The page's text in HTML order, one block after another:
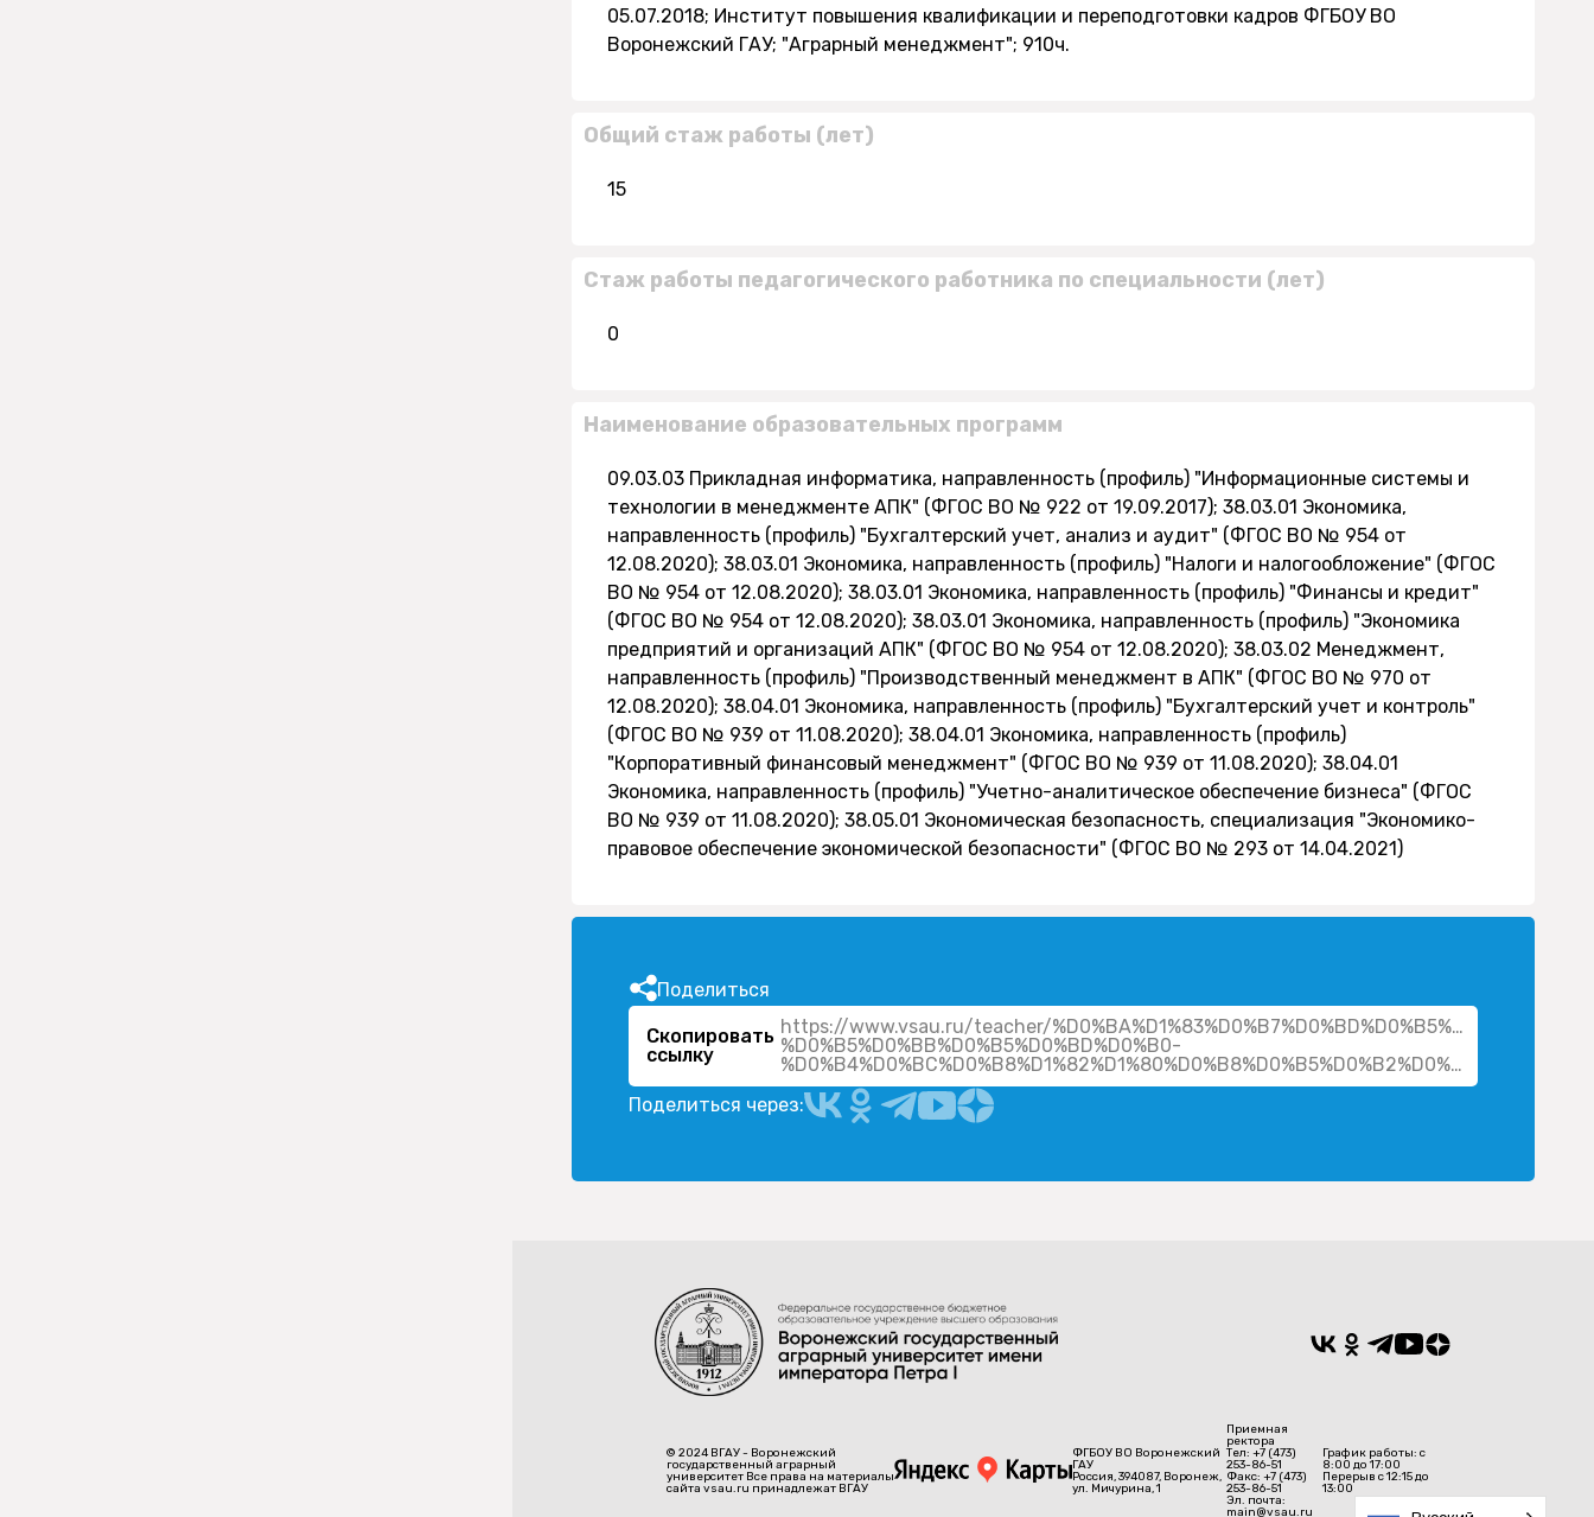
05.07.2018; Институт повышения квалификации и переподготовки кадров ФГБОУ ВО
Воронежский ГАУ; "Аграрный менеджмент"; 910ч.
Общий стаж работы (лет)
15
Стаж работы педагогического работника по специальности (лет)
0
Наименование образовательных программ
09.03.03 Прикладная информатика, направленность (профиль) "Информационные системы и
технологии в менеджменте АПК" (ФГОС ВО № 922 от 19.09.2017); 38.03.01 Экономика,
направленность (профиль) "Бухгалтерский учет, анализ и аудит" (ФГОС ВО № 954 от
12.08.2020); 38.03.01 Экономика, направленность (профиль) "Налоги и налогообложение" (ФГОС
ВО № 954 от 12.08.2020); 38.03.01 Экономика, направленность (профиль) "Финансы и кредит"
(ФГОС ВО № 954 от 12.08.2020); 38.03.01 Экономика, направленность (профиль) "Экономика
предприятий и организаций АПК" (ФГОС ВО № 954 от 12.08.2020); 38.03.02 Менеджмент,
направленность (профиль) "Производственный менеджмент в АПК" (ФГОС ВО № 970 от
12.08.2020); 38.04.01 Экономика, направленность (профиль) "Бухгалтерский учет и контроль"
(ФГОС ВО № 939 от 11.08.2020); 38.04.01 Экономика, направленность (профиль)
"Корпоративный финансовый менеджмент" (ФГОС ВО № 939 от 11.08.2020); 38.04.01
Экономика, направленность (профиль) "Учетно-аналитическое обеспечение бизнеса" (ФГОС
ВО № 939 от 11.08.2020); 38.05.01 Экономическая безопасность, специализация "Экономико-
правовое обеспечение экономической безопасности" (ФГОС ВО № 293 от 14.04.2021)
Поделиться
Скопировать
ссылку
https://www.vsau.ru/teacher/
%D0%B5%D0%BB%D0%B5%D0%BD%D0%B0-
%D0%B4%D0%BC%D0%B8%D1%82%D1%80%D0%B8%D0%B5%D0%B2%D0%BD%D0%B0/
Поделиться через:
© 2024 ВГАУ - Воронежский
государственный аграрный
университет Все права на материалы
сайта vsau.ru принадлежат ВГАУ
ФГБОУ ВО Воронежский
ГАУ
Россия, 394087, Воронеж,
ул. Мичурина, 1
Приемная
ректора
Тел: +7 (473)
253-86-51
Факс: +7 (473)
253-86-51
Эл. почта:
main@vsau.ru
График работы: с
8:00 до 17:00
Перерыв с 12:15 до
13:00